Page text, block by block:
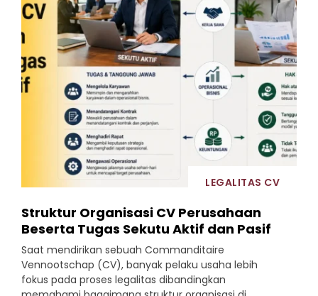
LEGALITAS CV
Struktur Organisasi CV Perusahaan
Beserta Tugas Sekutu Aktif dan Pasif
Saat mendirikan sebuah Commanditaire
Vennootschap (CV), banyak pelaku usaha lebih
fokus pada proses legalitas dibandingkan